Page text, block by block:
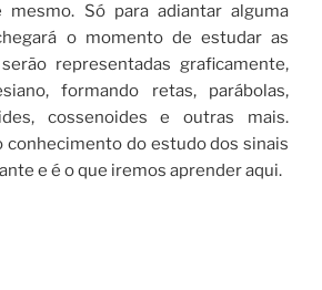
Só para adiantar alguma
o momento de estudar as
representadas graficamente,
formando retas, parábolas,
cossenoides e outras mais.
conhecimento do estudo dos sinais
e é o que iremos aprender aqui.